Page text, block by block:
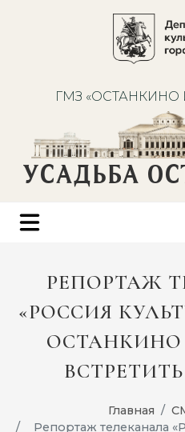
ГМЗ «ОСТАНКИНО
УСАДЬБА
РЕПОРТАЖ
«РОССИЯ
ОСТАНКИНО
Главная
Репортаж телеканала